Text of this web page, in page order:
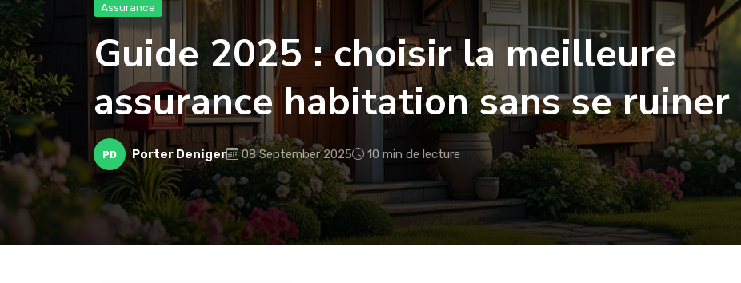
Assurance
Guide 2025 : choisir la meilleure
assurance habitation sans se ruiner
PD Porter Deniger 08 September 2025 10 min de lecture